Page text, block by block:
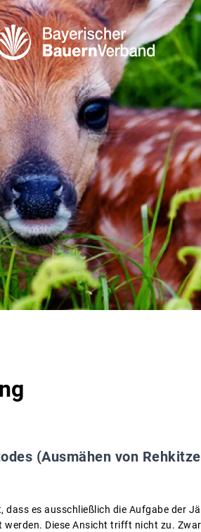
(Ausmähen von
es ausschließlich die Aufgabe der
Diese Ansicht trifft nicht zu.